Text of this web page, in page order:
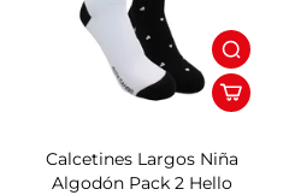
Calcetines Largos Niña
Algodón Pack 2 Hello